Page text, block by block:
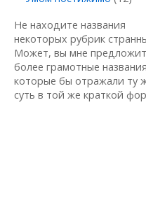
Не находите названия
некоторых рубрик
Может, вы мне
более грамотные
которые бы отражали ту
суть в той же краткой